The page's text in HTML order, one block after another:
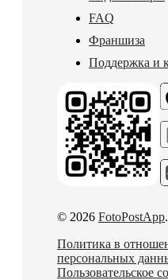
FAQ
Франшиза
Поддержка и
© 2026 FotoPostApp
Политика в
персональных
Пользовательское